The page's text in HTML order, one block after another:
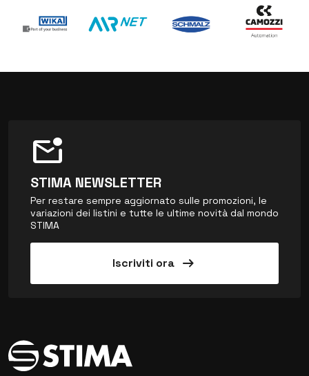
mark_email_unread
STIMA NEWSLETTER
Per restare sempre aggiornato sulle promozioni, le
variazioni dei listini e tutte le ultime novità dal mondo
STIMA
Iscriviti ora arrow_right_alt